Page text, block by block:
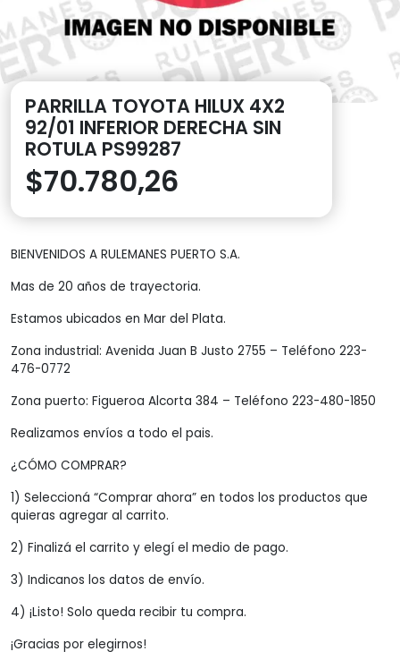
PARRILLA TOYOTA HILUX 4X2
92/01 INFERIOR DERECHA SIN
ROTULA PS99287
$70.780,26
BIENVENIDOS A RULEMANES PUERTO S.A.
Mas de 20 años de trayectoria.
Estamos ubicados en Mar del Plata.
Zona industrial: Avenida Juan B Justo 2755 – Teléfono 223-
476-0772
Zona puerto: Figueroa Alcorta 384 – Teléfono 223-480-1850
Realizamos envíos a todo el pais.
¿CÓMO COMPRAR?
1) Seleccioná “Comprar ahora” en todos los productos que
quieras agregar al carrito.
2) Finalizá el carrito y elegí el medio de pago.
3) Indicanos los datos de envío.
4) ¡Listo! Solo queda recibir tu compra.
¡Gracias por elegirnos!